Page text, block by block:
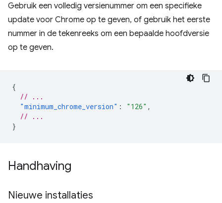
Gebruik een volledig versienummer om een ​​specifieke
update voor Chrome op te geven, of gebruik het eerste
nummer in de tekenreeks om een ​​bepaalde hoofdversie
op te geven.
{
// ...
"minimum_chrome_version" : "126" ,
// ...
}
Handhaving
Nieuwe installaties